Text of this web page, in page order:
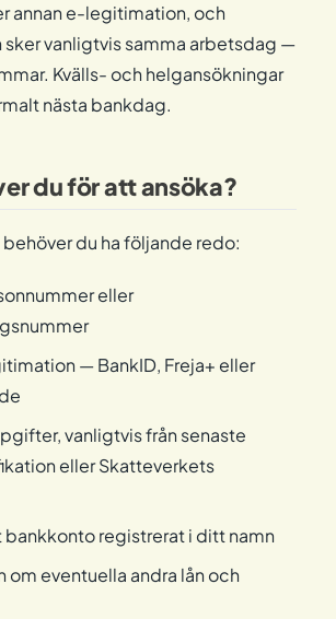
annan e-legitimation, och
vanligtvis samma arbetsdag —
Kvälls- och helgansökningar
nästa bankdag.
du för att ansöka?
behöver du ha följande redo:
eller
— BankID, Freja+ eller
vanligtvis från senaste
eller Skatteverkets
bankkonto registrerat i ditt namn
om eventuella andra lån och